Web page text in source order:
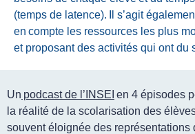
(temps de latence). Il s’agit
en compte les ressources les plus
et proposant des activités qui ont du
Un podcast de l’INSEI en 4 épisodes
la réalité de la scolarisation des
souvent éloignée des représentations